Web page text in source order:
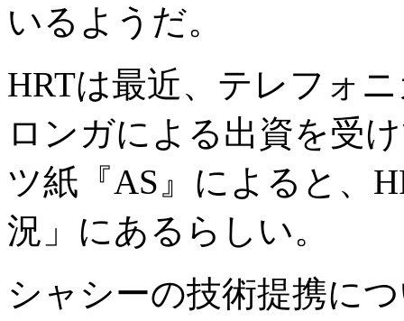
いるようだ。
HRTは最近、テレフォ
ロンガによる出資を受
ツ紙『AS』によると、
況」にあるらしい。
シャシーの技術提携に